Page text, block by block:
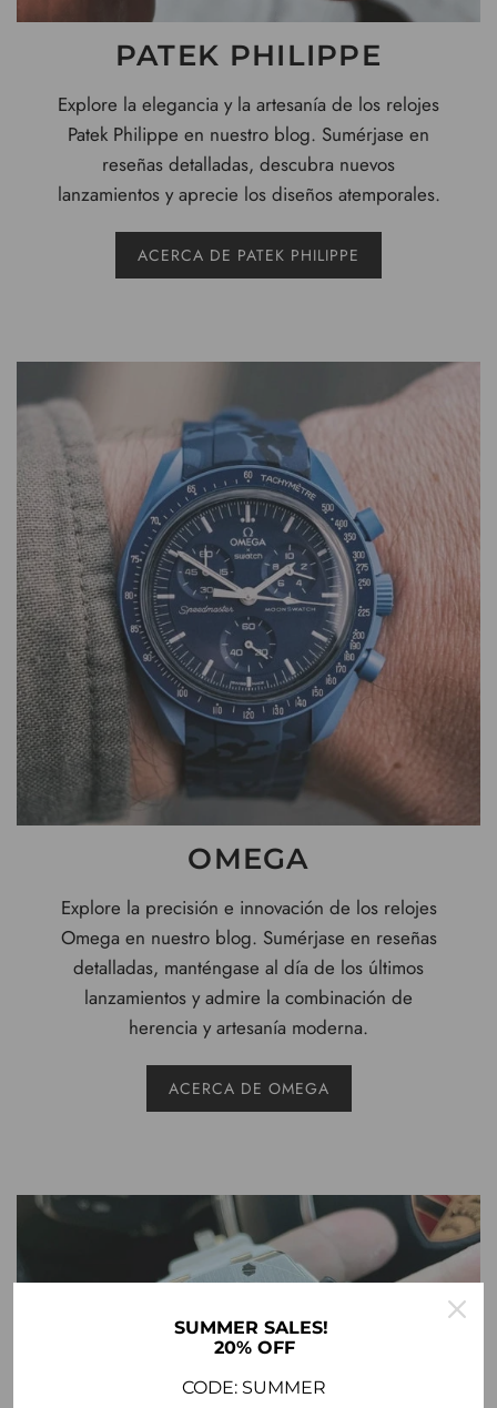
PATEK PHILIPPE
Explore la elegancia y la artesanía de los relojes
Patek Philippe en nuestro blog. Sumérjase en
reseñas detalladas, descubra nuevos
lanzamientos y aprecie los diseños atemporales.
ACERCA DE PATEK PHILIPPE
OMEGA
Explore la precisión e innovación de los relojes
Omega en nuestro blog. Sumérjase en reseñas
detalladas, manténgase al día de los últimos
lanzamientos y admire la combinación de
herencia y artesanía moderna.
ACERCA DE OMEGA
SUMMER SALES!
20% OFF
CODE: SUMMER